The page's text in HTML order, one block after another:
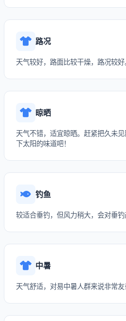
路况
天气较好，路面比较干燥，路况较好
晾晒
天气不错，适宜晾晒。赶紧把久未
下太阳的味道吧！
钓鱼
较适合垂钓，但风力稍大，会对垂钓
中暑
天气舒适，对易中暑人群来说非常友